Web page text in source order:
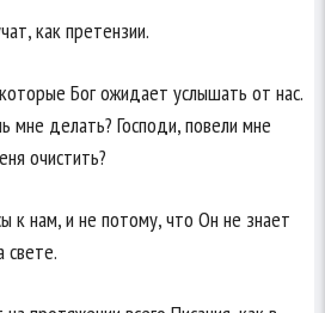
как претензии.
Бог ожидает услышать от нас.
мне делать? Господи, повели мне
очистить?
к нам, и не потому, что Он не знает
свете.